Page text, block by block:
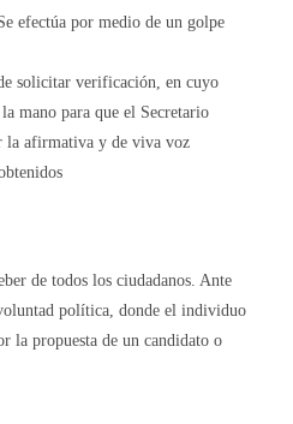
efectúa por medio de un golpe
solicitar verificación, en cuyo
mano para que el Secretario
la afirmativa y de viva voz
de todos los ciudadanos. Ante
política, donde el individuo
la propuesta de un candidato o